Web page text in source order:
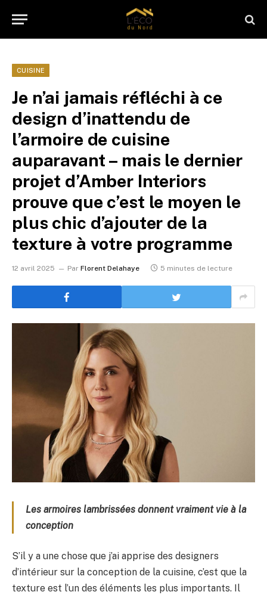
CUISINE
Je n’ai jamais réfléchi à ce
design d’inattendu de
l’armoire de cuisine
auparavant – mais le dernier
projet d’Amber Interiors
prouve que c’est le moyen le
plus chic d’ajouter de la
texture à votre programme
12 avril 2025 Par Florent Delahaye 5 minutes de lecture
Les armoires lambrissées donnent vraiment vie à la
conception
S’il y a une chose que j’ai apprise des designers
d’intérieur sur la conception de la cuisine, c’est que la
texture est l’un des éléments les plus importants. Il